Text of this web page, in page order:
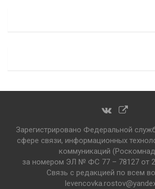
Зарегистрировано Федеральной
сфере связи, информационных
коммуникаций
за номером ЭЛ № ФС 77 – 78127 от
Связь с редакцией по всем